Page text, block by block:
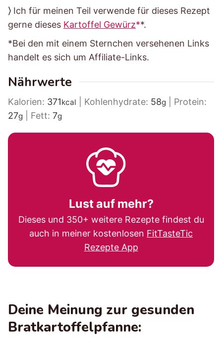
⟩ Ich für meinen Teil verwende für dieses Rezept
gerne dieses Kartoffel Gewürz *.
*Bei den mit einem Sternchen versehenen Links
handelt es sich um Affiliate-Links.
Nährwerte
Kalorien: 371kcal Kohlenhydrate: 58g
Protein:
27g Fett: 7g
Lust auf mehr?
Dieses und 350+ weitere Rezepte findest du
auch in meiner kostenlosen FitTasteTic
Rezepte App
Deine Meinung zur gesunden
Bratkartoffelpfanne: